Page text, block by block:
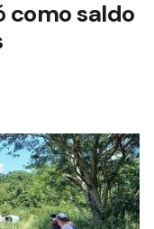
como saldo